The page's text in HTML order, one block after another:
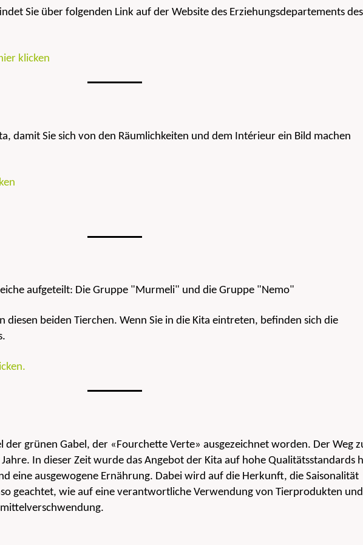
Sie über folgenden Link auf der Website des Erziehungsdepartements des
klicken
damit Sie sich von den Räumlichkeiten und dem Intérieur ein Bild machen
aufgeteilt: Die Gruppe "Murmeli" und die Gruppe "Nemo"
diesen beiden Tierchen. Wenn Sie in die Kita eintreten, befinden sich die
der grünen Gabel, der «Fourchette Verte» ausgezeichnet worden. Der Weg
In dieser Zeit wurde das Angebot der Kita auf hohe Qualitätsstandards
eine ausgewogene Ernährung. Dabei wird auf die Herkunft, die Saisonalität
geachtet, wie auf eine verantwortliche Verwendung von Tierprodukten und